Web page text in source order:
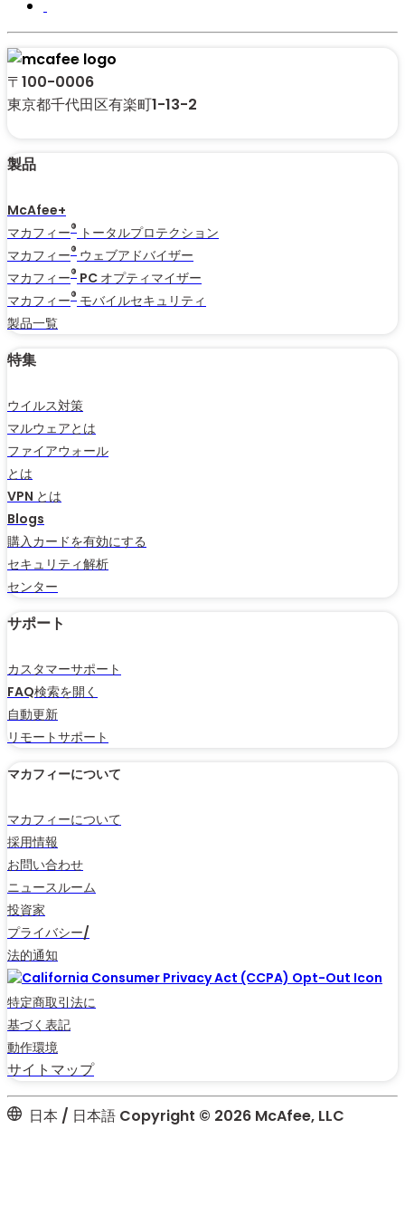
〒100-0006
東京都千代田区有楽町1-13-2
製品
McAfee+
マカフィー® トータルプロテクション
マカフィー® ウェブアドバイザー
マカフィー® PC オプティマイザー
マカフィー® モバイルセキュリティ
製品一覧
特集
ウイルス対策
マルウェアとは
ファイアウォール
とは
VPN とは
Blogs
購入カードを有効にする
セキュリティ解析
センター
サポート
カスタマーサポート
FAQ検索を開く
自動更新
リモートサポート
マカフィーについて
マカフィーについて
採用情報
お問い合わせ
ニュースルーム
投資家
プライバシー/
法的通知
特定商取引法に
基づく表記
動作環境
サイトマップ
日本 / 日本語 Copyright © 2026 McAfee, LLC